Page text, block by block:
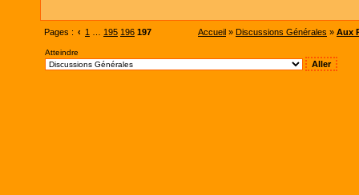
Pages : ‹ 1 … 195 196 197 Accueil » Discussions Générales » Aux
Atteindre